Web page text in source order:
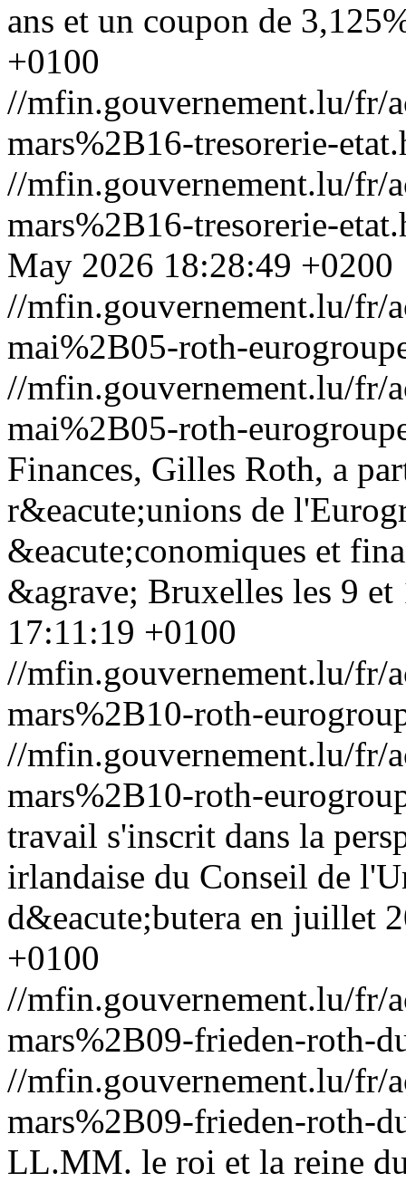
ans et un coupon de
+0100
//mfin.gouvernement.lu/fr/
mars%2B16-tresorerie-
//mfin.gouvernement.lu/fr/
mars%2B16-tresorerie-
May 2026 18:28:49 +0200
//mfin.gouvernement.lu/fr/
mai%2B05-roth-
//mfin.gouvernement.lu/fr/
mai%2B05-roth-
Finances, Gilles Roth, a
r&eacute;unions de
&eacute;conomiques et
&agrave; Bruxelles les 9
17:11:19 +0100
//mfin.gouvernement.lu/fr/
mars%2B10-roth-
//mfin.gouvernement.lu/fr/
mars%2B10-roth-
travail s'inscrit dans la
irlandaise du Conseil de
d&eacute;butera en juillet
+0100
//mfin.gouvernement.lu/fr/
mars%2B09-frieden-roth-
//mfin.gouvernement.lu/fr/
mars%2B09-frieden-roth-
LL.MM. le roi et la reine